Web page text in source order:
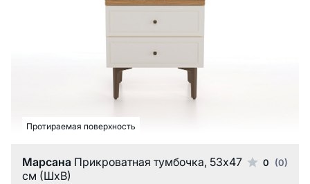
Протираемая поверхность
Марсана Прикроватная тумбочка, 53x47
см (ШхВ)
0 (0)